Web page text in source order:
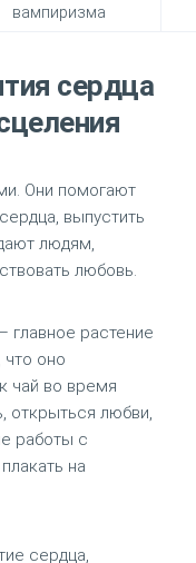
вампиризма
сердца
Они помогают
выпустить
людям,
любовь.
главное растение
что оно
чай во время
открыться любви,
работы с
на
сердца,